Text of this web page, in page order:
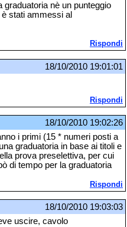
nè un punteggio
stati ammessi al
Rispondi
18/10/2010 19:01:01
Rispondi
18/10/2010 19:02:26
i primi (15 * numeri posti a
graduatoria in base ai titoli e
prova preselettiva, per cui
di tempo per la graduatoria
Rispondi
18/10/2010 19:03:03
uscire, cavolo